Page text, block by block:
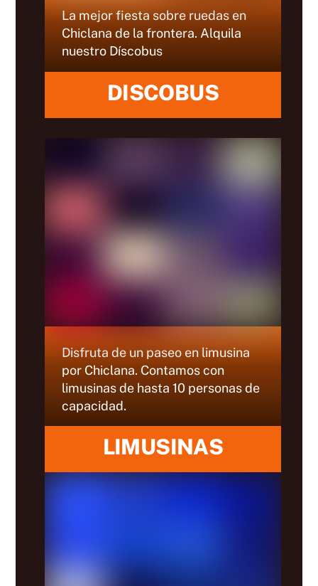
La mejor fiesta sobre ruedas en
Chiclana de la frontera. Alquila
nuestro Díscobus
DISCOBUS
Disfruta de un paseo en limusina
por Chiclana. Contamos con
limusinas de hasta 10 personas de
capacidad.
LIMUSINAS